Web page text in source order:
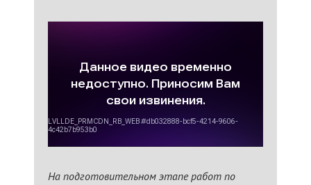
На подготовительном этапе работ по